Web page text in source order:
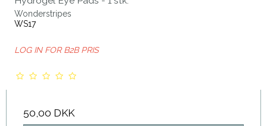
Wonderstripes
WS17
LOG IN FOR B2B PRIS
50,00 DKK